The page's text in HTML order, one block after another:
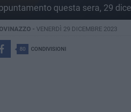
questa sera, 29
- VENERDÌ 29 DICEMBRE 2023
80 CONDIVISIONI